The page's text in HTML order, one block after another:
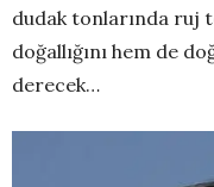
dudak tonlarında ruj
doğallığını hem de
derecek…